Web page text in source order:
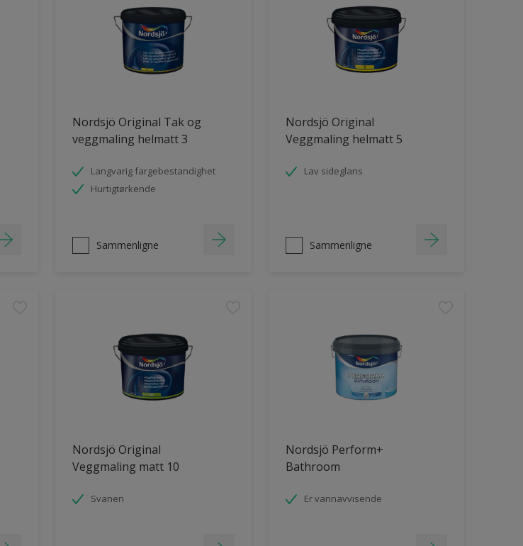
Nordsjö Original Tak og
veggmaling helmatt 3
Langvarig fargebestandighet
Hurtigtørkende
Sammenligne
Nordsjö Original
Veggmaling helmatt 5
Lav sideglans
Sammenligne
Nordsjö Original
Veggmaling matt 10
Svanen
Nordsjö Perform+
Bathroom
Er vannavvisende